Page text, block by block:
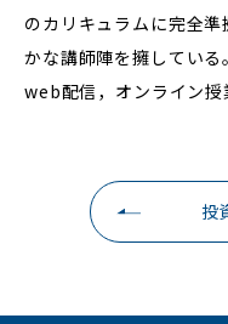
のカリキュラムに完全
かな講師陣を擁している
web配信，オンライン授
投